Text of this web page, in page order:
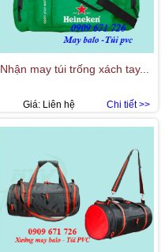
Nhận may túi trống xách tay...
Chi tiết >>
Giá: Liên hệ